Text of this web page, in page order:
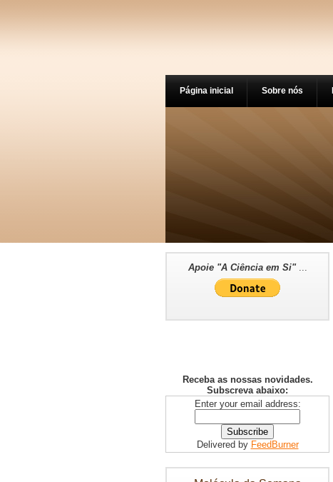
Apoie "A Ciência em Si"...
Receba as nossas novidades.
Subscreva abaixo:
Enter your email address:
Delivered by FeedBurner
Página inicial Sobre nós